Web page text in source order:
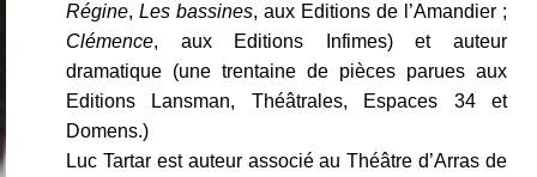
Régine, Les bassines, aux Editions de l’Amandier ;
Clémence, aux Editions Infimes) et auteur
dramatique (une trentaine de pièces parues aux
Editions Lansman, Théâtrales, Espaces 34 et
Domens.)
Luc Tartar est auteur associé au Théâtre d’Arras de